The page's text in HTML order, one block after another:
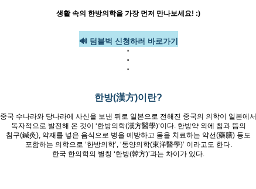
생활 속의 한방의학을 가장 먼저 만나보세요! :)
🔊 텀블벅 신청하러 바로가기
·
·
·
한방(漢方)이란?
중국 수나라와 당나라에 사신을 보낸 뒤로 일본으로 전해진 중국의 의학이 일본에서
독자적으로 발전해 온 것이 ‘한방의학(漢方醫學)’이다. 한방약 외에 침과 뜸의
침구(鍼灸), 약재를 넣은 음식으로 병을 예방하고 몸을 치료하는 약선(藥膳) 등도
포함하는 의학으로 ‘한방의학’, ‘동양의학(東洋醫學)’ 이라고도 한다.
한국 한의학의 별칭 ‘한방(韓方)’과는 차이가 있다.